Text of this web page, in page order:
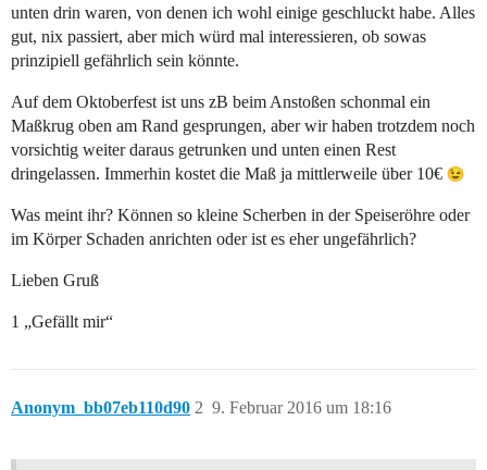
unten drin waren, von denen ich wohl einige geschluckt habe. Alles
gut, nix passiert, aber mich würd mal interessieren, ob sowas
prinzipiell gefährlich sein könnte.
Auf dem Oktoberfest ist uns zB beim Anstoßen schonmal ein
Maßkrug oben am Rand gesprungen, aber wir haben trotzdem noch
vorsichtig weiter daraus getrunken und unten einen Rest
dringelassen. Immerhin kostet die Maß ja mittlerweile über 10€
Was meint ihr? Können so kleine Scherben in der Speiseröhre oder
im Körper Schaden anrichten oder ist es eher ungefährlich?
Lieben Gruß
1 „Gefällt mir“
Anonym_bb07eb110d90 9. Februar 2016 um 18:16
2